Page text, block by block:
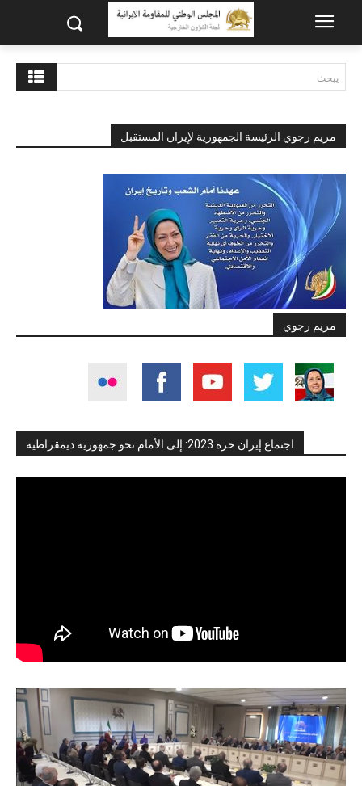
يبحث
مريم رجوي الرئيسة الجمهورية لإيران المستقبل
مريم رجوي
اجتماع إيران حرة 2023: إلى الأمام نحو جمهورية ديمقراطية